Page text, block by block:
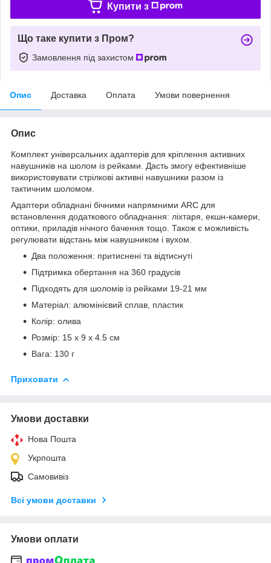
Купити з
Що таке купити з Пром?
Замовлення під захистом
Опис Доставка Оплата Умови повернення
Опис
Комплект універсальних адаптерів для кріплення активних
навушників на шолом із рейками. Дасть змогу ефективніше
використовувати стрілкові активні навушники разом із
тактичним шоломом.
Адаптери обладнані бічними напрямними ARC для
встановлення додаткового обладнання: ліхтаря, екшн-камери,
оптики, приладів нічного бачення тощо. Також є можливість
регулювати відстань між навушником і вухом.
Два положення: притиснені та відтиснуті
Підтримка обертання на 360 градусів
Підходять для шоломів із рейками 19-21 мм
Матеріал: алюмінієвий сплав, пластик
Колір: олива
Розмір: 15 х 9 х 4.5 см
Вага: 130 г
Приховати
Умови доставки
Нова Пошта
Укрпошта
Самовивіз
Всі умови доставки
Умови оплати